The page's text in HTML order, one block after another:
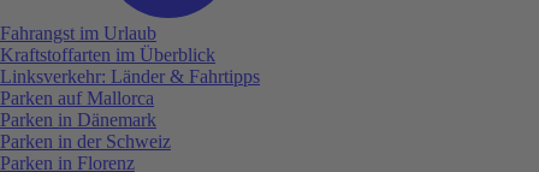
Fahrangst im Urlaub
Kraftstoffarten im Überblick
Linksverkehr: Länder & Fahrtipps
Parken auf Mallorca
Parken in Dänemark
Parken in der Schweiz
Parken in Florenz